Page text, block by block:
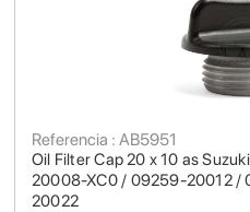
Oil Filter Cap 20 x 10 as
20008-XC0 / 09259-20012 /
20022
Referencia : AB5951